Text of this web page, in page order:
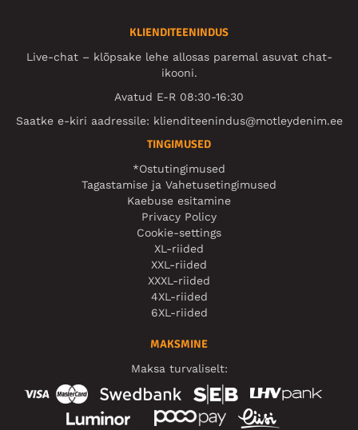
KLIENDITEENINDUS
Live-chat – klõpsake lehe allosas paremal asuvat chat-
ikooni.
Avatud E-R 08:30-16:30
Saatke e-kiri aadressile: klienditeenindus@motleydenim.ee
TINGIMUSED
*Ostutingimused
Tagastamise ja Vahetusetingimused
Kaebuse esitamine
Privacy Policy
Cookie-settings
XL-riided
XXL-riided
XXXL-riided
4XL-riided
6XL-riided
MAKSMINE
Maksa turvaliselt: